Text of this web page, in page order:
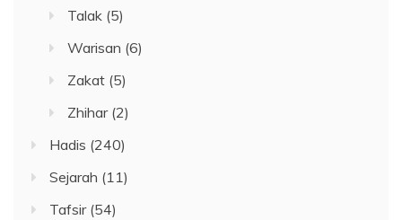
Talak (5)
Warisan (6)
Zakat (5)
Zhihar(2)
Hadis (240)
Sejarah (11)
Tafsir(54)